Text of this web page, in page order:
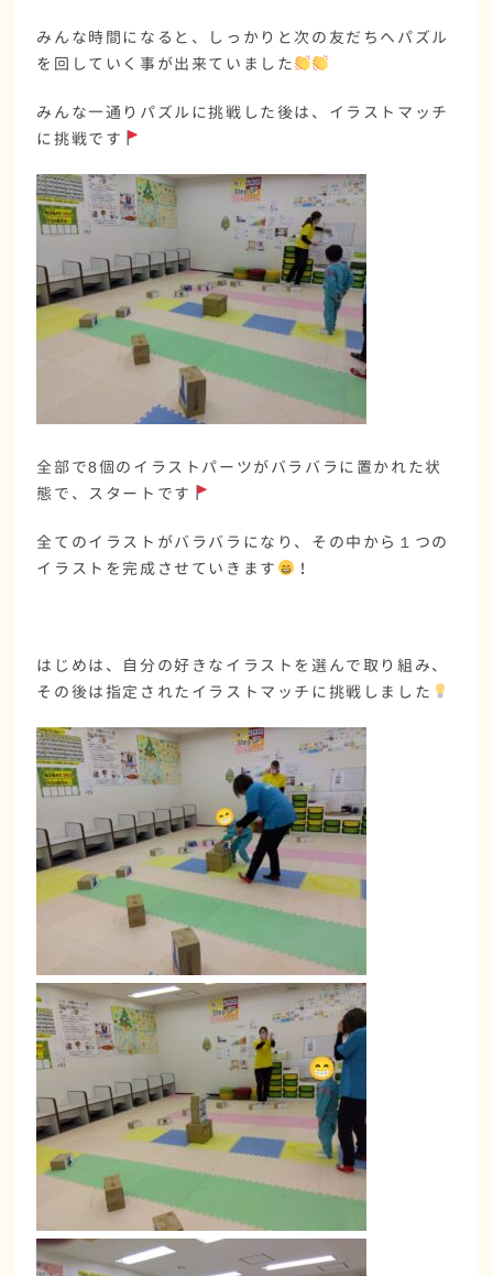
みんな時間になると、しっかりと次の友だちへパズル
を回していく事が出来ていました
みんな一通りパズルに挑戦した後は、イラストマッチ
に挑戦です
全部で8個のイラストパーツがバラバラに置かれた状
態で、スタートです
全てのイラストがバラバラになり、その中から１つの
イラストを完成させていきます
！
はじめは、自分の好きなイラストを選んで取り組み、
その後は指定されたイラストマッチに挑戦しました